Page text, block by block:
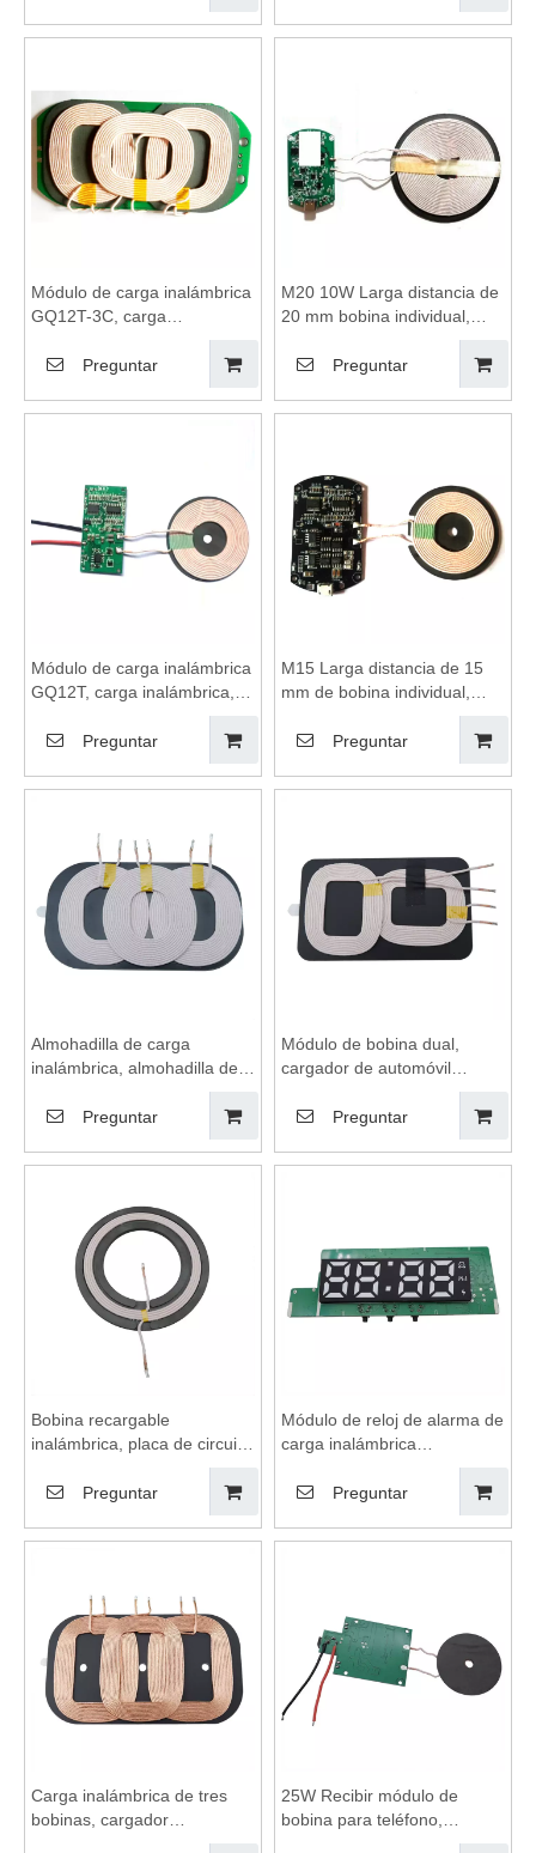
módulo de carga
inalámbrica, bobinas de
carga inalámbrica, módulo
Módulo de carga inalámbrica
GQ12T-3C, carga
inalámbrica, almohadilla de
carga inalámbrica, bobinas
módulo de carga
Preguntar
M20 10W Larga distancia de
20 mm bobina individual,
almohadilla de carga
inalámbrica, bobinas de
carga inalámbrica, módulo
inalámbrico
Preguntar
Módulo de carga inalámbrica
GQ12T, carga inalámbrica,
inalámbrica, bobinas de
carga inalámbrica, módulo
de carga inalámbrica, placa
inalámbrico
Preguntar
M15 Larga distancia de 15
mm de bobina individual,
almohadilla de carga
inalámbrica, bobinas de
carga inalámbrica, módulo
inalámbrico
Preguntar
Almohadilla de carga
inalámbrica, almohadilla de
carga inalámbrica, bobinas
de carga inalámbrica,
inalámbrica, receptor de
para cargos inalámbricos
Preguntar
Módulo de bobina dual,
cargador de automóvil
inalámbrico carga rápida,
almohadilla de carga
carga inalámbrica, bobinas
Preguntar
Bobina recargable
inalámbrica, placa de circuito
soporte de carga
inalámbrica, bobinas de
carga inalámbrica, módulo
inteligente
Preguntar
Módulo de reloj de alarma de
carga inalámbrica
multifuncional, almohadilla de
carga inalámbrica, bobinas
de carga inalámbrica, placa
base de carga inalámbrica
Preguntar
Carga inalámbrica de tres
bobinas, cargador
inalámbrico de automóvil,
25W Recibir módulo de
bobina para teléfono,